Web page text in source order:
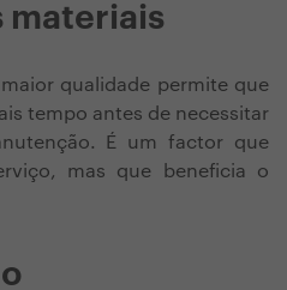
materiais
qualidade permite que
tempo antes de necessitar
É um factor que
mas que beneficia o